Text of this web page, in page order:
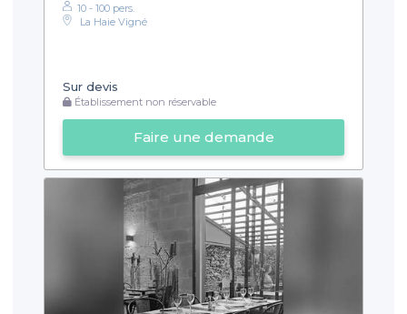
10 - 100 pers.
La Haie Vigné
Sur devis
Établissement non réservable
Faire une demande